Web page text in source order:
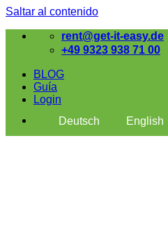
Saltar al contenido
rent@get-it-easy.de
+49 9323 938 71 00
BLOG
Guía
Login
Deutsch
English